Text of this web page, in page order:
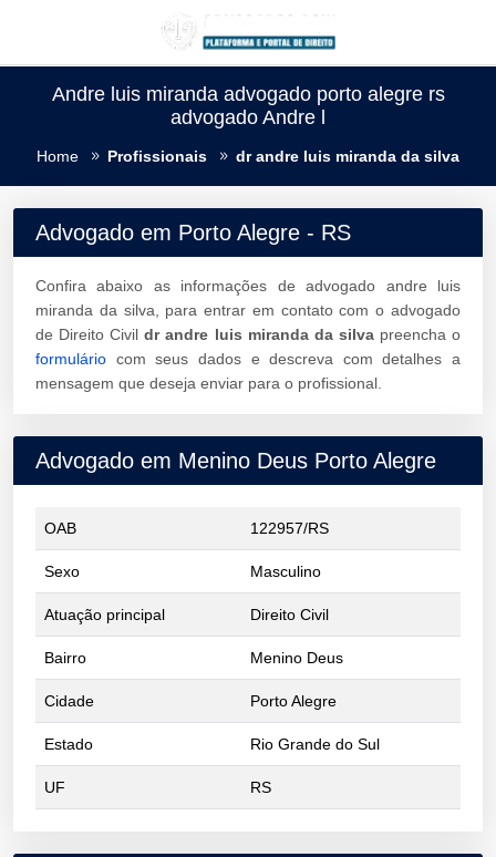
Andre luis miranda advogado porto alegre rs
advogado Andre l
Home Profissionais dr andre luis miranda da silva
Advogado em Porto Alegre - RS
Confira abaixo as informações de advogado andre luis
miranda da silva, para entrar em contato com o advogado
de Direito Civildr andre luis miranda da silvapreencha o
formulário com seus dados e descreva com detalhes a
mensagem que deseja enviar para o profissional.
Advogado em Menino Deus Porto Alegre
OAB 122957/RS
Sexo Masculino
Atuação principal Direito Civil
Bairro Menino Deus
Cidade Porto Alegre
Estado Rio Grande do Sul
UF RS